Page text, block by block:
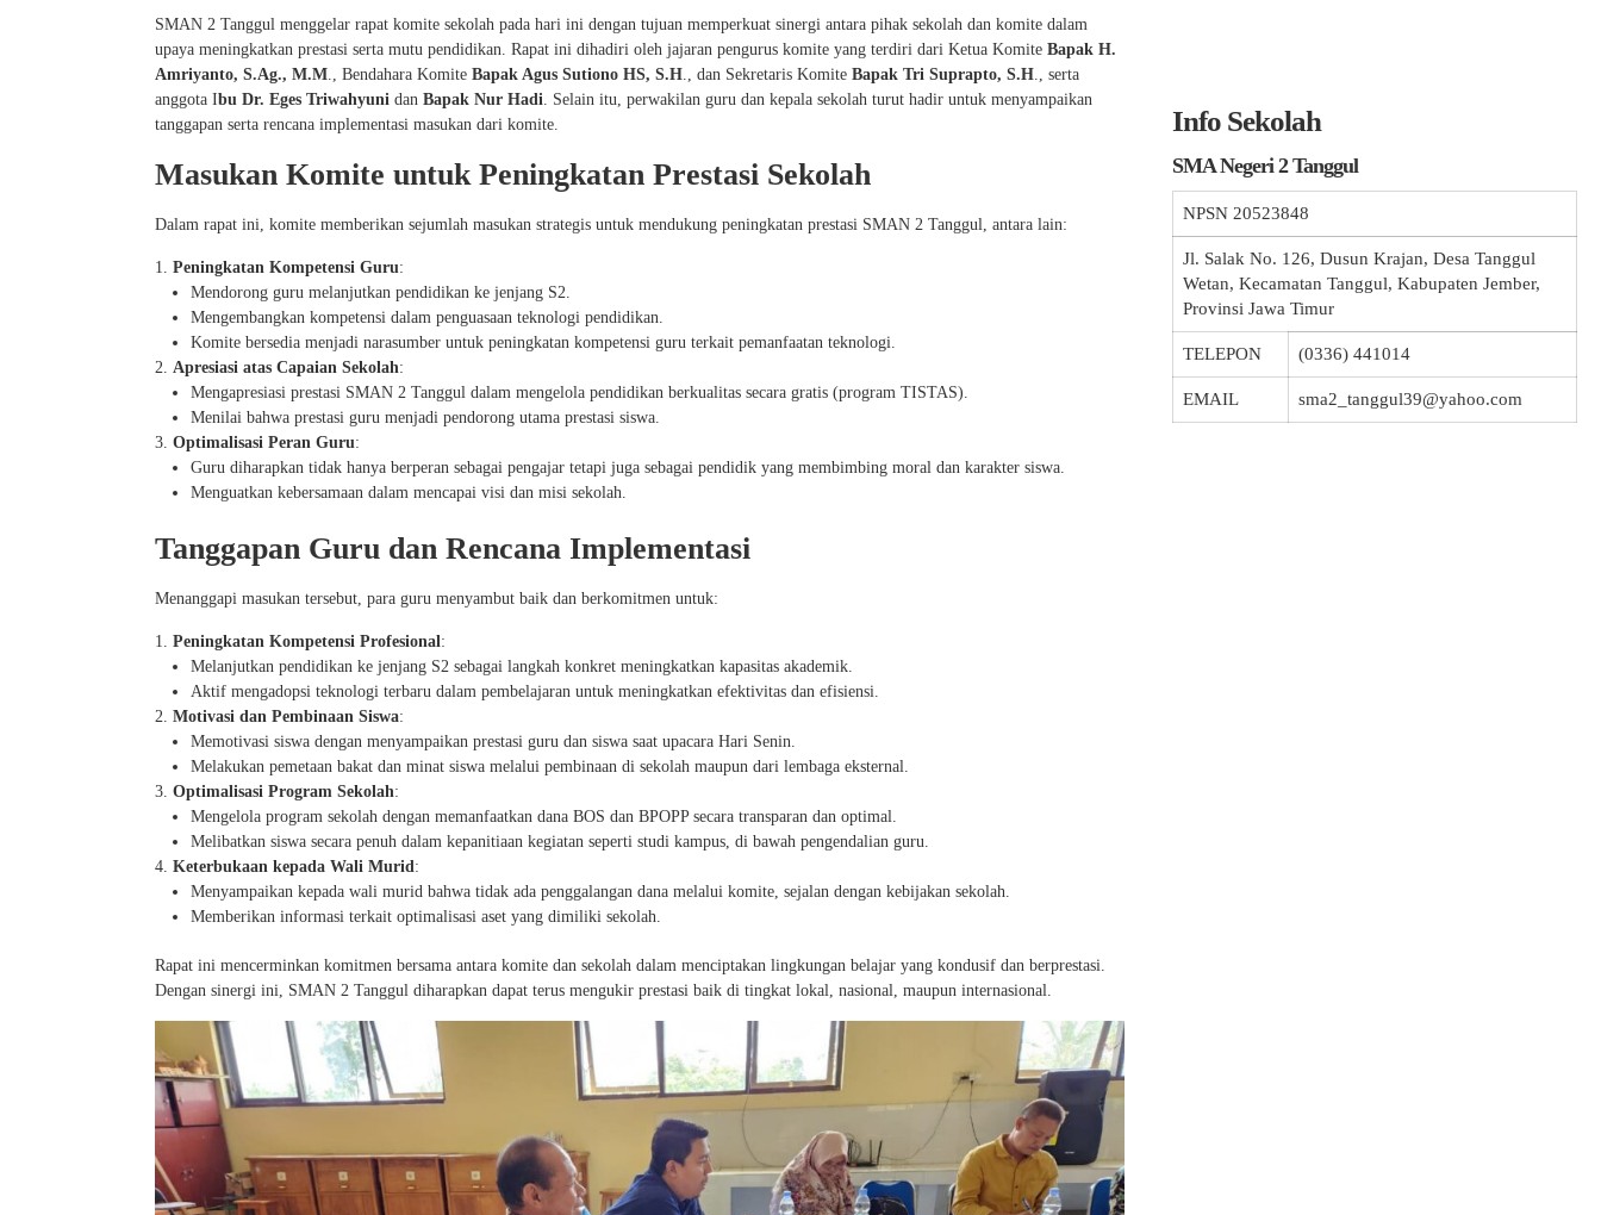
SMAN 2 Tanggul menggelar rapat komite sekolah pada hari ini dengan tujuan memperkuat sinergi antara pihak sekolah dan komite dalam
upaya meningkatkan prestasi serta mutu pendidikan. Rapat ini dihadiri oleh jajaran pengurus komite yang terdiri dari Ketua Komite Bapak H.
Amriyanto, S.Ag., M.M ., Bendahara Komite Bapak Agus Sutiono HS, S.H ., dan Sekretaris Komite Bapak Tri Suprapto, S.H ., serta
anggota Ibu Dr. Eges Triwahyuni dan Bapak Nur Hadi . Selain itu, perwakilan guru dan kepala sekolah turut hadir untuk menyampaikan
tanggapan serta rencana implementasi masukan dari komite.
Masukan Komite untuk Peningkatan Prestasi Sekolah
Dalam rapat ini, komite memberikan sejumlah masukan strategis untuk mendukung peningkatan prestasi SMAN 2 Tanggul, antara lain:
Peningkatan Kompetensi Guru:
Mendorong guru melanjutkan pendidikan ke jenjang S2.
Mengembangkan kompetensi dalam penguasaan teknologi pendidikan.
Komite bersedia menjadi narasumber untuk peningkatan kompetensi guru terkait pemanfaatan teknologi.
Apresiasi atas Capaian Sekolah:
Mengapresiasi prestasi SMAN 2 Tanggul dalam mengelola pendidikan berkualitas secara gratis (program TISTAS).
Menilai bahwa prestasi guru menjadi pendorong utama prestasi siswa.
Optimalisasi Peran Guru:
Guru diharapkan tidak hanya berperan sebagai pengajar tetapi juga sebagai pendidik yang membimbing moral dan karakter siswa.
Menguatkan kebersamaan dalam mencapai visi dan misi sekolah.
Tanggapan Guru dan Rencana Implementasi
Menanggapi masukan tersebut, para guru menyambut baik dan berkomitmen untuk:
Peningkatan Kompetensi Profesional :
Melanjutkan pendidikan ke jenjang S2 sebagai langkah konkret meningkatkan kapasitas akademik.
Aktif mengadopsi teknologi terbaru dalam pembelajaran untuk meningkatkan efektivitas dan efisiensi.
Motivasi dan Pembinaan Siswa:
Memotivasi siswa dengan menyampaikan prestasi guru dan siswa saat upacara Hari Senin.
Melakukan pemetaan bakat dan minat siswa melalui pembinaan di sekolah maupun dari lembaga eksternal.
Optimalisasi Program Sekolah:
Mengelola program sekolah dengan memanfaatkan dana BOS dan BPOPP secara transparan dan optimal.
Melibatkan siswa secara penuh dalam kepanitiaan kegiatan seperti studi kampus, di bawah pengendalian guru.
Keterbukaan kepada Wali Murid :
Menyampaikan kepada wali murid bahwa tidak ada penggalangan dana melalui komite, sejalan dengan kebijakan sekolah.
Memberikan informasi terkait optimalisasi aset yang dimiliki sekolah.
Rapat ini mencerminkan komitmen bersama antara komite dan sekolah dalam menciptakan lingkungan belajar yang kondusif dan berprestasi.
Dengan sinergi ini, SMAN 2 Tanggul diharapkan dapat terus mengukir prestasi baik di tingkat lokal, nasional, maupun internasional.
Info Sekolah
SMA Negeri 2 Tanggul
NPSN 20523848
Jl. Salak No. 126, Dusun Krajan, Desa Tanggul
Wetan, Kecamatan Tanggul, Kabupaten Jember,
Provinsi Jawa Timur
TELEPON (0336) 441014
EMAIL sma2_tanggul39@yahoo.com